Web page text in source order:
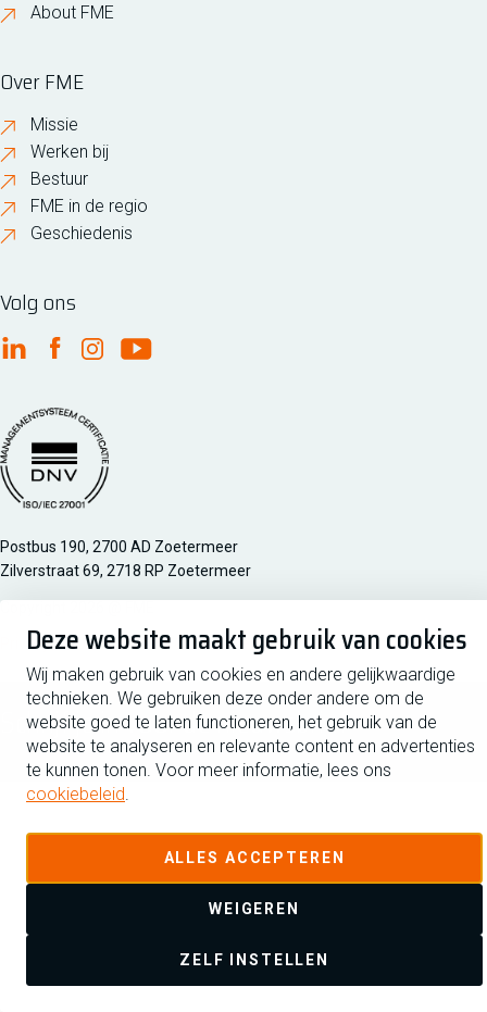
Deze website maakt gebruik van cookies
Wij maken gebruik van cookies en andere gelijkwaardige
technieken. We gebruiken deze onder andere om de
website goed te laten functioneren, het gebruik van de
website te analyseren en relevante content en advertenties
te kunnen tonen. Voor meer informatie, lees ons
cookiebeleid.
ALLES ACCEPTEREN
WEIGEREN
ZELF INSTELLEN
About FME
Over FME
Missie
Werken bij
Bestuur
FME in de regio
Geschiedenis
Volg ons
FME Linkedin
FME Facebook
FME Instagram
FME Youtube
Managementsyteem certificatie DNV iso/iec 27001
Postbus 190, 2700 AD Zoetermeer
Zilverstraat 69, 2718 RP Zoetermeer
Privacy Disclaimer Cookiebeleid Cookies beheren
Schrijf je in voor de nieuwsbrief